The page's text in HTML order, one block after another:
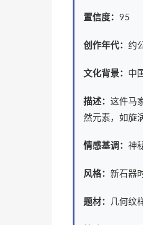
置信度： 95
创作年代： 约
文化背景： 中
描述： 这件马
然元素，如旋
情感基调： 神
风格： 新石器
题材： 几何纹